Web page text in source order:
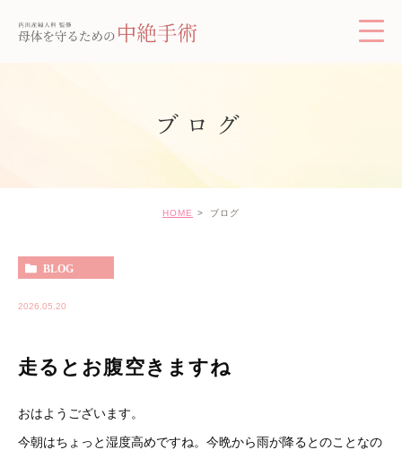
ブログ
HOME ブログ
BLOG
2026.05.20
走るとお腹空きますね
おはようございます。
今朝はちょっと湿度高めですね。今晩から雨が降るとのことなの